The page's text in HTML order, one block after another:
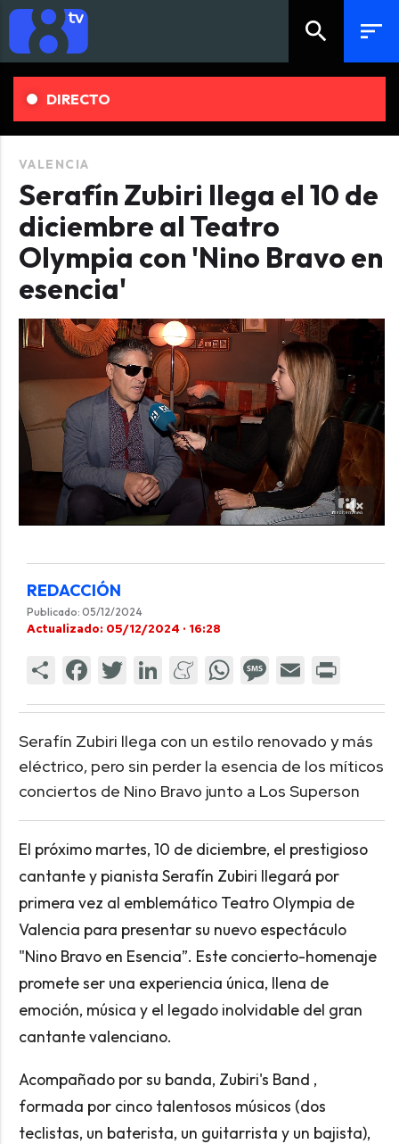
search sort
DIRECTO
VALENCIA
Serafín Zubiri llega el 10 de
diciembre al Teatro
Olympia con 'Nino Bravo en
esencia'
REDACCIÓN
Publicado: 05/12/2024
Actualizado: 05/12/2024 · 16:28
Serafín Zubiri llega con un estilo renovado y más
eléctrico, pero sin perder la esencia de los míticos
conciertos de Nino Bravo junto a Los Superson
El próximo martes, 10 de diciembre, el prestigioso
cantante y pianista Serafín Zubiri llegará por
primera vez al emblemático Teatro Olympia de
Valencia para presentar su nuevo espectáculo
"Nino Bravo en Esencia”. Este concierto-homenaje
promete ser una experiencia única, llena de
emoción, música y el legado inolvidable del gran
cantante valenciano.
Acompañado por su banda, Zubiri's Band ,
formada por cinco talentosos músicos (dos
teclistas, un baterista, un guitarrista y un bajista),